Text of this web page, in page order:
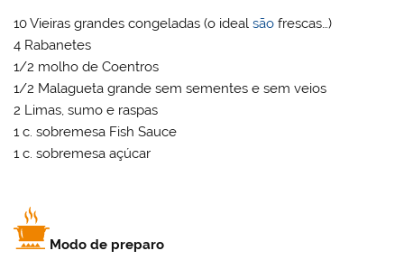
10 Vieiras grandes congeladas (o idealsão frescas…)
4 Rabanetes
1/2 molho de Coentros
1/2 Malagueta grande sem sementes e sem veios
2 Limas, sumo e raspas
1 c. sobremesa Fish Sauce
1 c. sobremesa açúcar
Modo de preparo